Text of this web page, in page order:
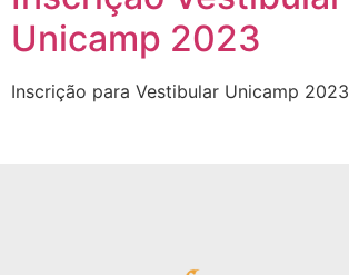
Unicamp 2023
Inscrição para Vestibular Unicamp 2023